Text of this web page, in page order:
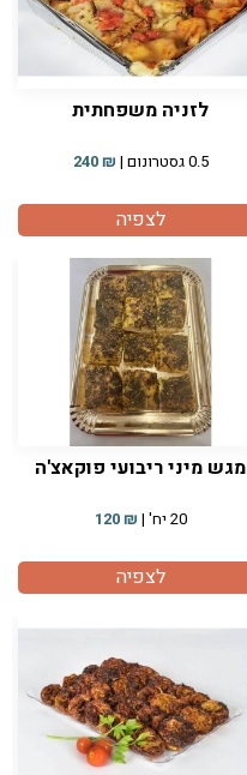
לזניה משפחתית
0.5 גסטרונום | ₪
240
לצפיה
מגש מיני ריבועי פוקאצ'ה
20 יח' | ₪
120
לצפיה